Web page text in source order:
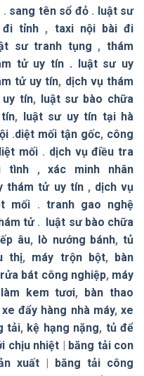
. sang tên sổ đỏ. luật sư
đi tỉnh , taxi nội bài đi
sư tranh tụng ,thám
tử uy tín .
luật sư uy
tử uy tín, dịch vụ thám
tín,
luật sư bào chữa
,
luật sư uy tín tại hà
.diệt mối tận gốc, công
mối . dịch vụ điều tra
tình,xác minh nhân
thám tử uy tín, dịch vụ
mối . tranh gao nghệ
tử.
luật sư bào chữa
âu, lò nướng bánh,tủ
thị, máy trộn bột,
bàn
bát công nghiệp, máy
kem tươi,
bàn thao
xe đẩy hàng nhà máy,xe
tải, kệ hạng nặng, tủ để
chịu nhiệt
băng tải con
xuất|
băng tải công